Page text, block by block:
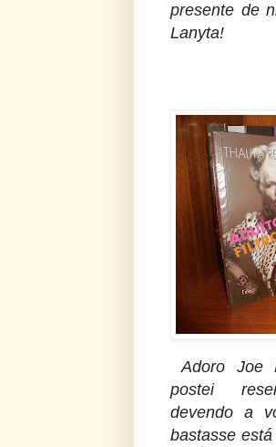
presente de
Lanyta!
Adoro Joe
postei
devendo a
bastasse